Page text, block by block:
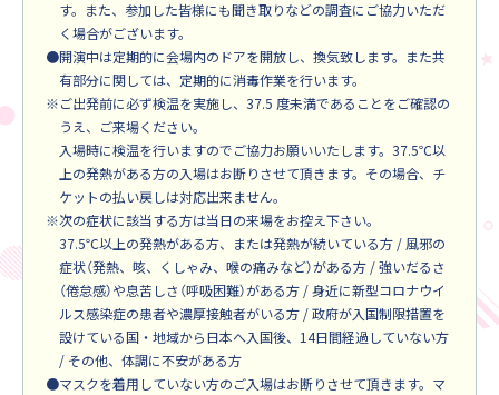
す。また、参加した皆様にも聞き取りなどの調査にご協力いただ
く場合がございます。
●開演中は定期的に会場内のドアを開放し、換気致します。また共
有部分に関しては、定期的に消毒作業を行います。
※ご出発前に必ず検温を実施し、37.5 度未満であることをご確認の
うえ、ご来場ください。
入場時に検温を行いますのでご協力お願いいたします。37.5℃以
上の発熱がある方の入場はお断りさせて頂きます。その場合、チ
ケットの払い戻しは対応出来ません。
※次の症状に該当する方は当日の来場をお控え下さい。
37.5℃以上の発熱がある方、または発熱が続いている方 / 風邪の
症状（発熱、咳、くしゃみ、喉の痛みなど）がある方 / 強いだるさ
（倦怠感）や息苦しさ（呼吸困難）がある方 / 身近に新型コロナウイ
ルス感染症の患者や濃厚接触者がいる方 / 政府が入国制限措置を
設けている国・地域から日本へ入国後、14日間経過していない方
/ その他、体調に不安がある方
●マスクを着用していない方のご入場はお断りさせて頂きます。マ